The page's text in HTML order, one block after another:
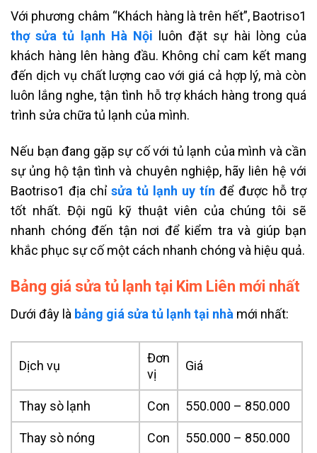
Với phương châm “Khách hàng là trên hết”, Baotriso1
thợ sửa tủ lạnh Hà Nội luôn đặt sự hài lòng của
khách hàng lên hàng đầu. Không chỉ cam kết mang
đến dịch vụ chất lượng cao với giá cả hợp lý, mà còn
luôn lắng nghe, tận tình hỗ trợ khách hàng trong quá
trình sửa chữa tủ lạnh của mình.
Nếu bạn đang gặp sự cố với tủ lạnh của mình và cần
sự ủng hộ tận tình và chuyên nghiệp, hãy liên hệ với
Baotriso1 địa chỉ sửa tủ lạnh uy tín để được hỗ trợ
tốt nhất. Đội ngũ kỹ thuật viên của chúng tôi sẽ
nhanh chóng đến tận nơi để kiểm tra và giúp bạn
khắc phục sự cố một cách nhanh chóng và hiệu quả.
Bảng giá sửa tủ lạnh tại Kim Liên mới nhất
Dưới đây là bảng giá sửa tủ lạnh tại nhà mới nhất:
Dịch vụ
Đơn
vị
Giá
Thay sò lạnh Con 550.000 – 850.000
Thay sò nóng Con 550.000 – 850.000